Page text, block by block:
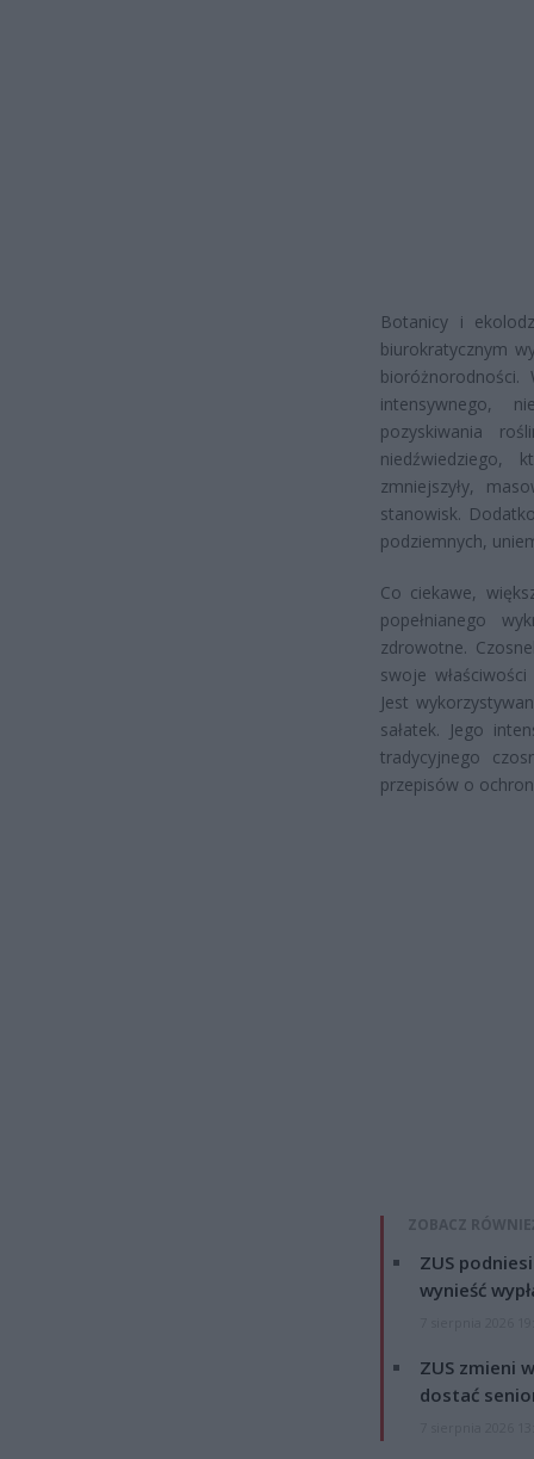
Botanicy i
biurokratycznym
intensywnego,
pozyskiwania
niedźwiedziego,
zmniejszyły,
stanowisk.
podziemnych,
Co ciekawe,
popełnianego
zdrowotne.
swoje
Jest
sałatek. Jego
tradycyjnego
przepisów o
ZOBACZ
ZUS
wynieść
ZUS zmieni
dostać